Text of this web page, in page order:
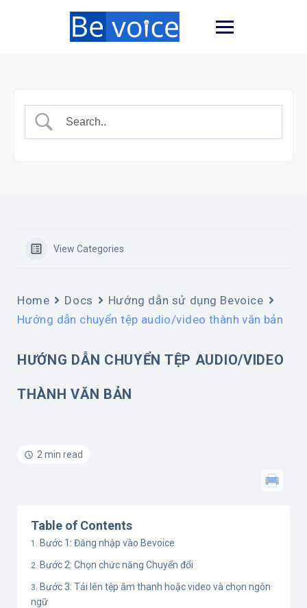
View Categories
Home Docs
Hướng dẫn sử dụng Bevoice
Hướng dẫn chuyển tệp audio/video thành văn bản
HƯỚNG DẪN CHUYỂN TỆP AUDIO/VIDEO
THÀNH VĂN BẢN
2 min read
Table of Contents
Bước 1: Đăng nhập vào Bevoice
Bước 2: Chọn chức năng Chuyển đổi
Bước 3: Tải lên tệp âm thanh hoặc video và chọn ngôn
ngữ